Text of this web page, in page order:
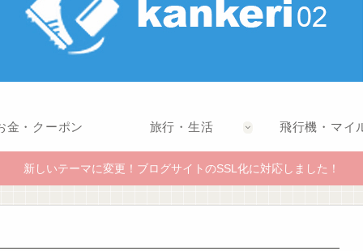
金・クーポン 旅行・生活 飛行機・マイ
新しいテーマに変更！ブログサイトのSSL化に対応しました！